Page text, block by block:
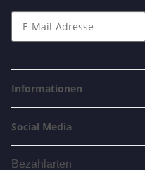
Informationen
Social Media
Bezahlarten